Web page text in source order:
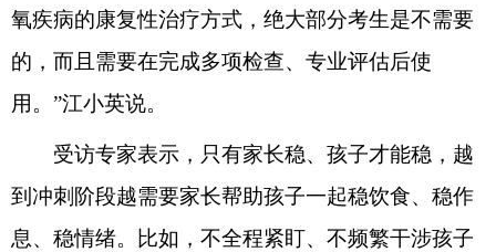
氧疾病的康复性治疗方式，绝大部分考生是不需要
的，而且需要在完成多项检查、专业评估后使
用。”江小英说。
受访专家表示，只有家长稳、孩子才能稳，越
到冲刺阶段越需要家长帮助孩子一起稳饮食、稳作
息、稳情绪。比如，不全程紧盯、不频繁干涉孩子